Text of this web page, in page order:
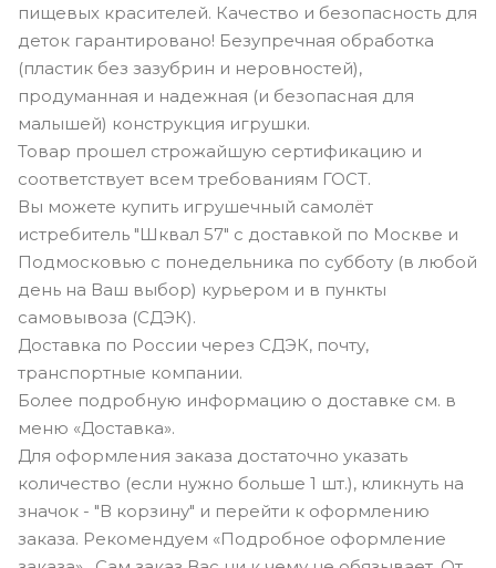
пищевых красителей. Качество и безопасность для
деток гарантировано! Безупречная обработка
(пластик без зазубрин и неровностей),
продуманная и надежная (и безопасная для
малышей) конструкция игрушки.
Товар прошел строжайшую сертификацию и
соответствует всем требованиям ГОСТ.
Вы можете купить игрушечный самолёт
истребитель "Шквал 57" с доставкой по Москве и
Подмосковью с понедельника по субботу (в любой
день на Ваш выбор) курьером и в пункты
самовывоза (СДЭК).
Доставка по России через СДЭК, почту,
транспортные компании.
Более подробную информацию о доставке см. в
меню «Доставка».
Для оформления заказа достаточно указать
количество (если нужно больше 1 шт.), кликнуть на
значок - "В корзину" и перейти к оформлению
заказа. Рекомендуем «Подробное оформление